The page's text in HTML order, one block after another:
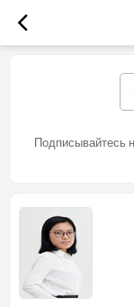
Подписывайтесь